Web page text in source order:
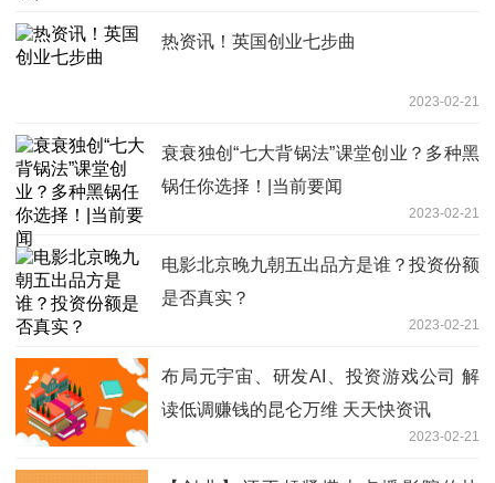
热资讯！英国创业七步曲
2023-02-21
衰衰独创“七大背锅法”课堂创业？多种黑
锅任你选择！|当前要闻
2023-02-21
电影北京晚九朝五出品方是谁？投资份额
是否真实？
2023-02-21
布局元宇宙、研发AI、投资游戏公司 解
读低调赚钱的昆仑万维 天天快资讯
2023-02-21